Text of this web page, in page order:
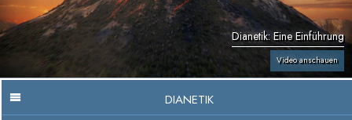
Dianetik: Eine Einführung
Video anschauen
DIANETIK